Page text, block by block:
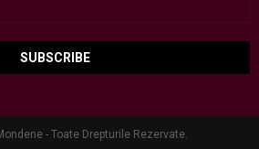
- Toate Drepturile Rezervate.